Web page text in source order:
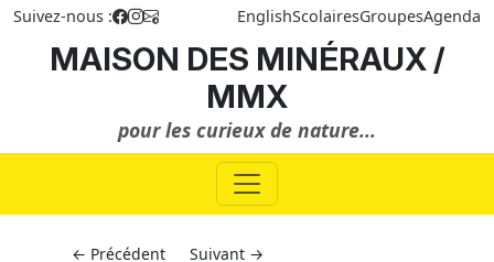
Suivez-nous : EnglishScolairesGroupesAgenda
MAISON DES MINÉRAUX /
MMX
pour les curieux de nature...
← Précédent Suivant →